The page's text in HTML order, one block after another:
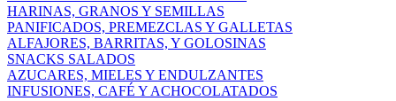
HARINAS, GRANOS Y SEMILLAS
PANIFICADOS, PREMEZCLAS Y GALLETAS
ALFAJORES, BARRITAS, Y GOLOSINAS
SNACKS SALADOS
AZUCARES, MIELES Y ENDULZANTES
INFUSIONES, CAFÉ Y ACHOCOLATADOS